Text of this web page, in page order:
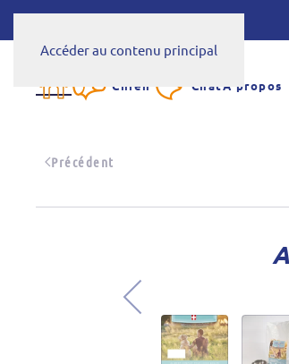
Accéder au contenu principal
Chien ChatA propos
Précédent